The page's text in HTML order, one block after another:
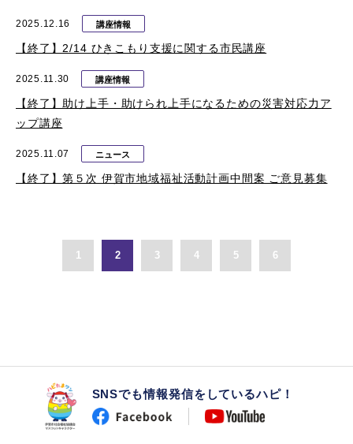
2025.12.16 講座情報
【終了】2/14 ひきこもり支援に関する市民講座
2025.11.30 講座情報
【終了】助け上手・助けられ上手になるための災害対応力ア
ップ講座
2025.11.07 ニュース
【終了】第５次 伊賀市地域福祉活動計画中間案 ご意見募集
1 2 3 4 5 6
SNSでも情報発信をしているハピ！